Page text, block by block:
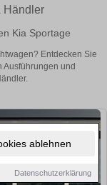
ablehnen
Datenschutzerklärung
Händler
Kia Sportage
Entdecken Sie
und